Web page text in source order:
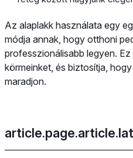
Az alaplakk használata egy
módja annak, hogy otthoni
professzionálisabb legyen.
körmeinket, és biztosítja,
maradjon.